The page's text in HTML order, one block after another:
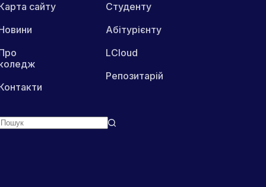
сайту
Студенту
Абітурієнту
LCloud
Репозитарій